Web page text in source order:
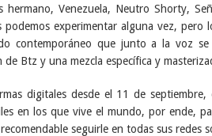
Venezuela, Neutro Shorty,
experimentar alguna vez, pero
contemporáneo que junto a la voz
Btz y una mezcla específica y
digitales desde el 11 de septiembre,
en los que vive el mundo, por ende,
seguirle en todas sus redes